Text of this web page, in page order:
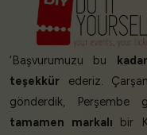
‘Başvurumuzu bu
teşekkür ederiz.
gönderdik, Perşembe
tamamen markalı bir